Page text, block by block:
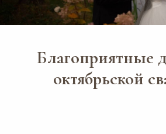
Благоприятные
октябрьской